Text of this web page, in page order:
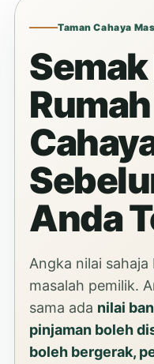
Taman Cahaya
Anda
Angka nilai
masalah pemilik.
sama ada nilai
pinjaman boleh
boleh bergerak,